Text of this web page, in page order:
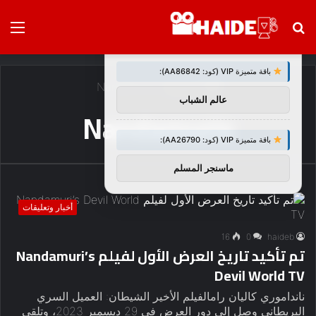
بحث
الرئيسية/
Nandamuris
Nandamuris
أخبار وتعليقات
haideb
0
16
تم تأكيد تاريخ العرض الأول لفيلم Nandamuri’s
Devil World TV
نانداموري كاليان رامالفيلم الأخير الشيطان: العميل السري
البريطاني وصل إلى دور العرض في 29 ديسمبر 2023، وتلقى
توصيات :
باقة متميزة VIP (كود: AA86842):
عالم الشباب
باقة متميزة VIP (كود: AA26790):
ماسنجر المسلم